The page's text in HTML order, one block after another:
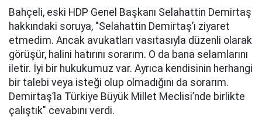
Bahçeli, eski HDP Genel Başkanı Selahattin Demirtaş
hakkındaki soruya, "Selahattin Demirtaş’ı ziyaret
etmedim. Ancak avukatları vasıtasıyla düzenli olarak
görüşür, halini hatırını sorarım. O da bana selamlarını
iletir. İyi bir hukukumuz var. Ayrıca kendisinin herhangi
bir talebi veya isteği olup olmadığını da sorarım.
Demirtaş’la Türkiye Büyük Millet Meclisi’nde birlikte
çalıştık" cevabını verdi.